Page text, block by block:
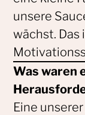
unsere
wächst.
Was waren
Eine